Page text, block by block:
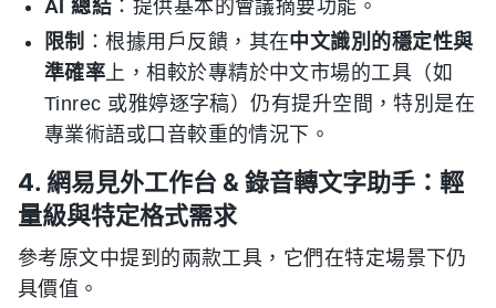
AI 總結 ：提供基本的會議摘要功能。
限制 ：根據用戶反饋，其在中文識別的穩定性與
準確率 上，相較於專精於中文市場的工具（如
Tinrec 或雅婷逐字稿）仍有提升空間，特別是在
專業術語或口音較重的情況下。
4. 網易見外工作台 & 錄音轉文字助手：輕
量級與特定格式需求
參考原文中提到的兩款工具，它們在特定場景下仍
具價值。